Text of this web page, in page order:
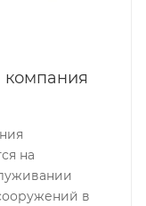
компания
на
в